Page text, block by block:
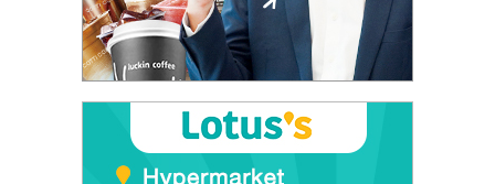
พร้อม
ทำเล
สำหรับ